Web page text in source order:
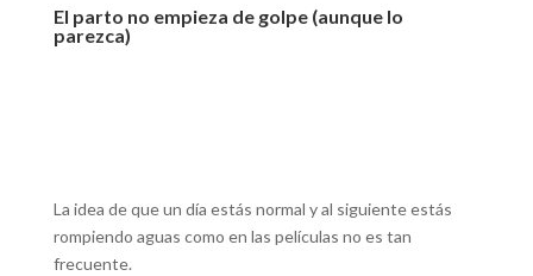
El parto no empieza de golpe (aunque lo
parezca)
La idea de que un día estás normal y al siguiente estás
rompiendo aguas como en las películas no es tan
frecuente.